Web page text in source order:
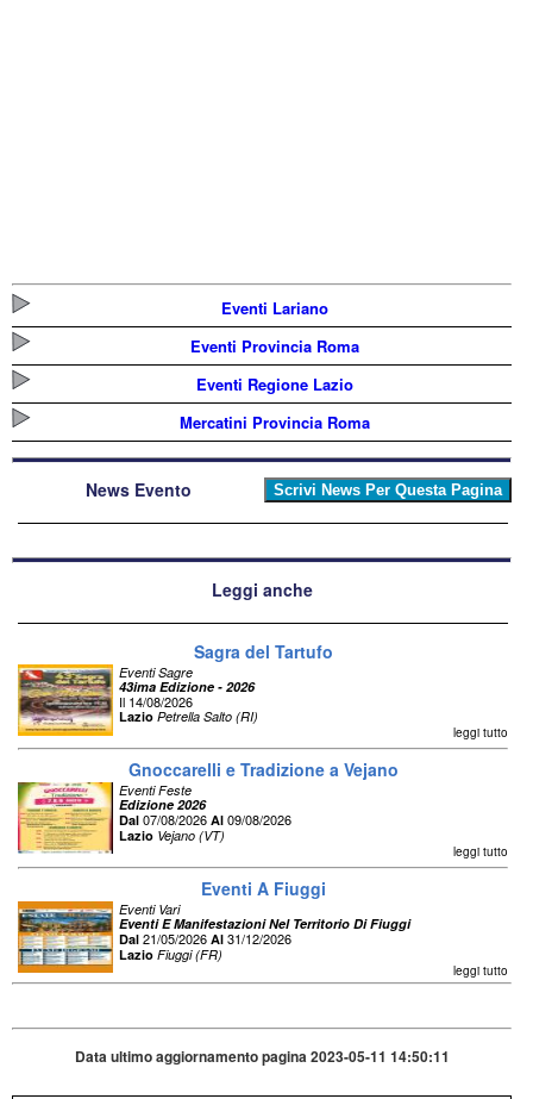
Eventi Lariano
Eventi Provincia Roma
Eventi Regione Lazio
Mercatini Provincia Roma
News Evento
Leggi anche
Sagra del Tartufo
Eventi Sagre
43ima Edizione - 2026
Il 14/08/2026
Lazio Petrella Salto (RI)
leggi tutto
Gnoccarelli e Tradizione a Vejano
Eventi Feste
Edizione 2026
Dal 07/08/2026 Al 09/08/2026
Lazio Vejano (VT)
leggi tutto
Eventi A Fiuggi
Eventi Vari
Eventi E Manifestazioni Nel Territorio Di Fiuggi
Dal 21/05/2026 Al 31/12/2026
Lazio Fiuggi (FR)
leggi tutto
Data ultimo aggiornamento pagina 2023-05-11 14:50:11